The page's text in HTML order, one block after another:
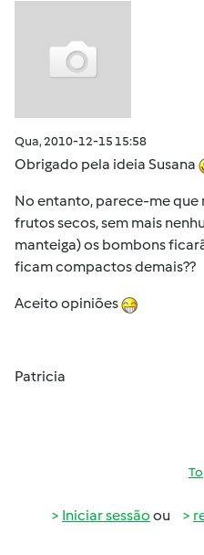
Qua, 2010-12-15 15:58
Obrigado pela ideia Susana
No entanto, parece-me
frutos secos, sem mais
manteiga) os bombons
ficam compactos demais??
Aceito opiniões
Patricia
Iniciar sessão ou